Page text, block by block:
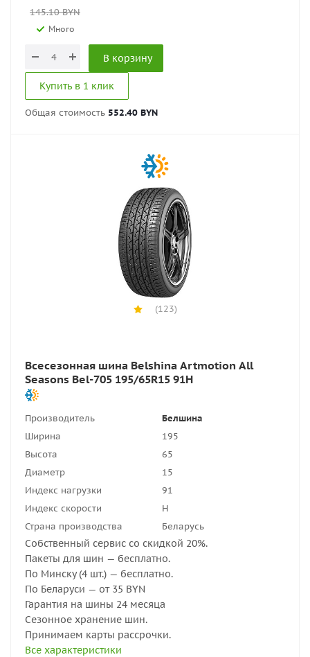
145.10BYN
Много
В корзину
Купить в 1 клик
Общая стоимость 552.40 BYN
(123)
Всесезонная шина Belshina Artmotion All
Seasons Bel-705 195/65R15 91H
Производитель
Белшина
Ширина
195
Высота
65
Диаметр
15
Индекс нагрузки
91
Индекс скорости
H
Страна производства
Беларусь
Собственный сервис со скидкой 20%.
Пакеты для шин — бесплатно.
По Минску (4 шт.) — бесплатно.
По Беларуси — от 35 BYN
Гарантия на шины 24 месяца
Сезонное хранение шин.
Принимаем карты рассрочки.
Все характеристики